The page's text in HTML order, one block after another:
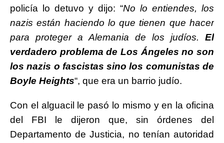
policía lo detuvo y dijo: “No lo entiendes, los
nazis están haciendo lo que tienen que hacer
para proteger a Alemania de los judíos. El
verdadero problema de Los Ángeles no son
los nazis o fascistas sino los comunistas de
Boyle Heights“, que era un barrio judío.
Con el alguacil le pasó lo mismo y en la oficina
del FBI le dijeron que, sin órdenes del
Departamento de Justicia, no tenían autoridad